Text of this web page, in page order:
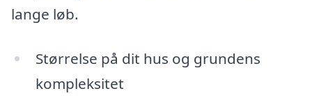
lange løb.
Størrelse på dit hus og grundens
kompleksitet